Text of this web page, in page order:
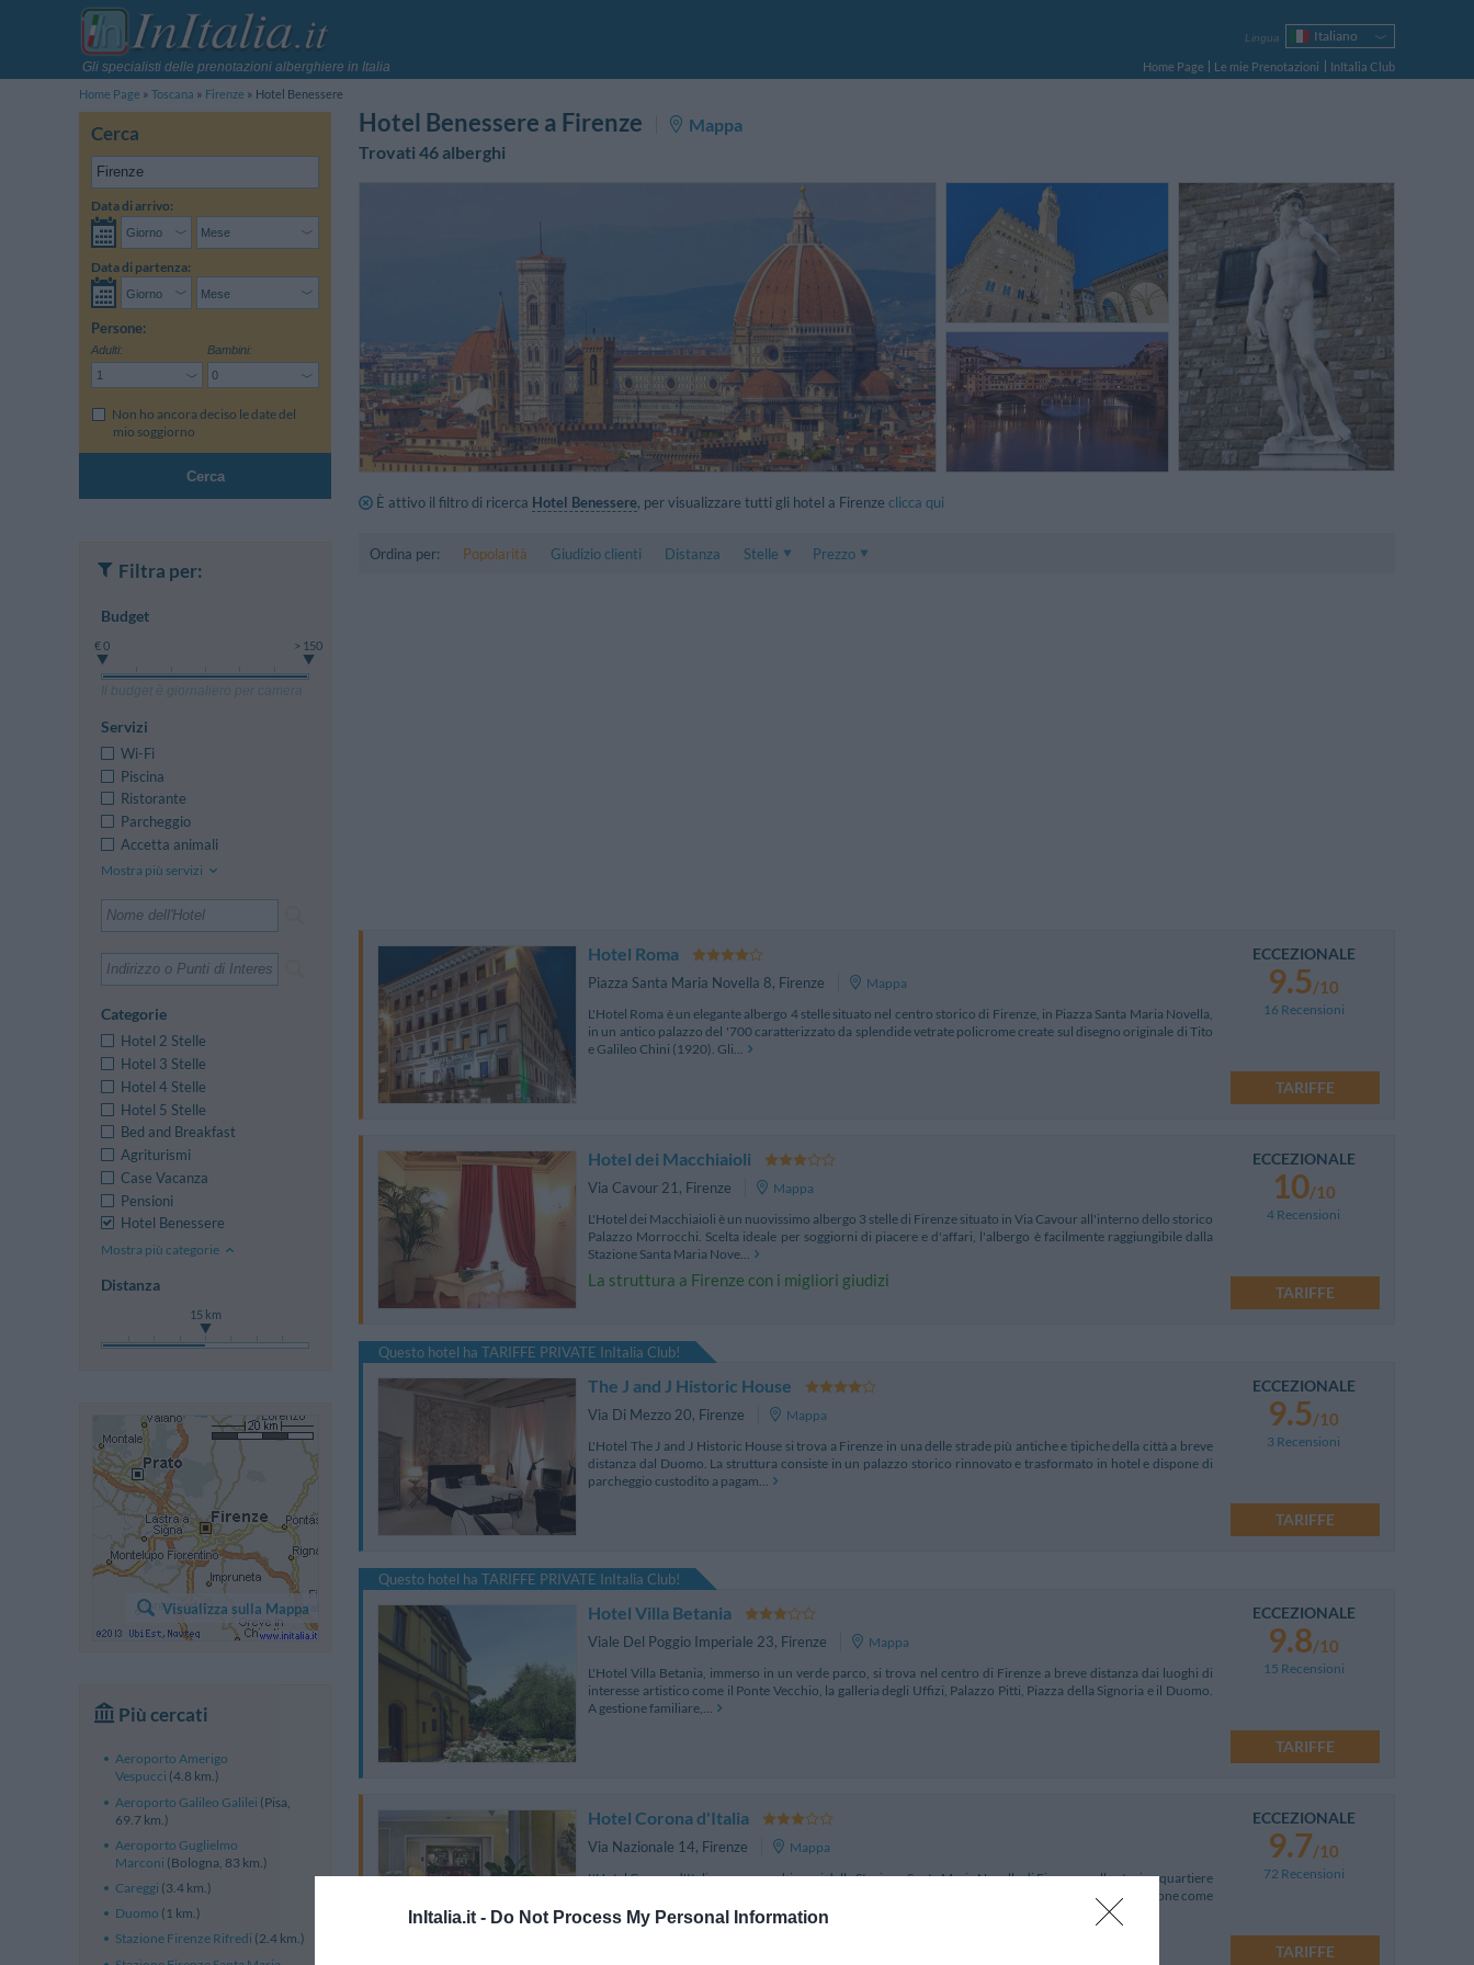
InItalia.it - Do Not Process My Personal Information
Gli specialisti delle prenotazioni alberghiere in Italia
Lingua
Italiano
English
Français
Polski
Home Page Le mie Prenotazioni
InItalia Club
Home Page
Toscana Firenze Hotel Benessere
Cerca
Data di arrivo:
Data di partenza:
Persone:
Adulti: Bambini:
Non ho ancora deciso le date del
mio soggiorno
Cerca
Hotel Benessere a Firenze
Mappa
Trovati 46 alberghi
È attivo il filtro di ricerca Hotel Benessere, per visualizzare tutti gli hotel a Firenze clicca qui
Ordina per: Popolarità Giudizio clienti Distanza
Stelle
Prezzo
Hotel Roma
Piazza Santa Maria Novella 8, Firenze
Mappa
L'Hotel Roma è un elegante albergo 4 stelle situato nel centro storico di Firenze, in Piazza Santa Maria Novella,
in un antico palazzo del '700 caratterizzato da splendide vetrate policrome create sul disegno originale di Tito
e Galileo Chini (1920). Gli...
ECCEZIONALE
9.5/10
16 Recensioni
TARIFFE
Hotel dei Macchiaioli
Via Cavour 21 , Firenze
Mappa
L'Hotel dei Macchiaioli è un nuovissimo albergo 3 stelle di Firenze situato in Via Cavour all'interno dello storico
Palazzo Morrocchi. Scelta ideale per soggiorni di piacere e d'affari, l'albergo è facilmente raggiungibile dalla
Stazione Santa Maria Nove...
La struttura a Firenze con i migliori giudizi
ECCEZIONALE
10/10
4 Recensioni
TARIFFE
Questo hotel ha TARIFFE PRIVATE InItalia Club!
The J and J Historic House
Via Di Mezzo 20, Firenze
Mappa
L'Hotel The J and J Historic House si trova a Firenze in una delle strade più antiche e tipiche della città a breve
distanza dal Duomo. La struttura consiste in un palazzo storico rinnovato e trasformato in hotel e dispone di
parcheggio custodito a pagam...
ECCEZIONALE
9.5/10
3 Recensioni
TARIFFE
Questo hotel ha TARIFFE PRIVATE InItalia Club!
Hotel Villa Betania
Viale Del Poggio Imperiale 23, Firenze
Mappa
L'Hotel Villa Betania, immerso in un verde parco, si trova nel centro di Firenze a breve distanza dai luoghi di
interesse artistico come il Ponte Vecchio, la galleria degli Uffizi, Palazzo Pitti, Piazza della Signoria e il Duomo.
A gestione familiare,...
ECCEZIONALE
9.8/10
15 Recensioni
TARIFFE
Hotel Corona d'Italia
Via Nazionale 14, Firenze
Mappa
L'Hotel Corona d'Italia sorge a pochi passi dalla Stazione Santa Maria Novella di Firenze, nello storico quartiere
di San Lorenzo che da secoli è il fulcro della cultura mercantile e artistica della città. La struttura si pone come
punto di riferimento p...
ECCEZIONALE
9.7/10
72 Recensioni
TARIFFE
Filtra per:
Budget
€ 0 > 150
Il budget è giornaliero per camera
Servizi
Wi-Fi
Piscina
Ristorante
Parcheggio
Accetta animali
Mostra più servizi
Categorie
Hotel 2 Stelle
Hotel 3 Stelle
Hotel 4 Stelle
Hotel 5 Stelle
Bed and Breakfast
Agriturismi
Case Vacanza
Pensioni
Hotel Benessere
Mostra più categorie
Distanza
15 km
Visualizza sulla Mappa
Più cercati
Aeroporto Amerigo
Vespucci (4.8 km.)
Aeroporto Galileo Galilei (Pisa,
69.7 km.)
Aeroporto Guglielmo
Marconi (Bologna, 83 km.)
Careggi (3.4 km.)
Duomo (1 km.)
Stazione Firenze Rifredi (2.4 km.)